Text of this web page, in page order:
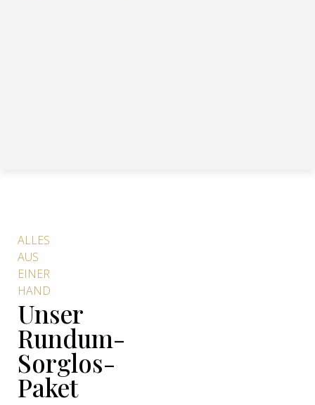
ALLES
AUS
EINER
HAND
Unser
Rundum-
Sorglos-
Paket